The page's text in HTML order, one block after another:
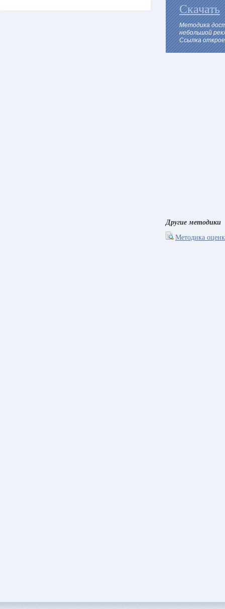
Скачать
Методика
небольшой
Ссылка
Другие методики
Методика